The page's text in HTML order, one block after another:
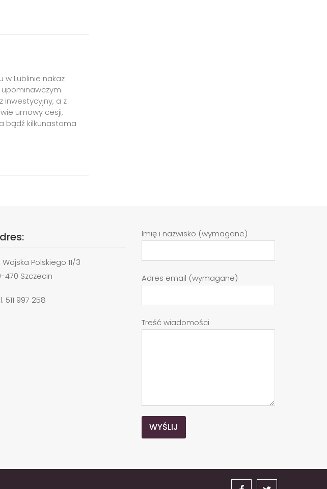
w Lublinie nakaz
inwestycyjny, a z
umowy cesji,
bądź kilkunastoma
Wojska Polskiego 11/3
470 Szczecin
511 997 258
Imię i nazwisko (wymagane)
Adres email (wymagane)
Treść wiadomości